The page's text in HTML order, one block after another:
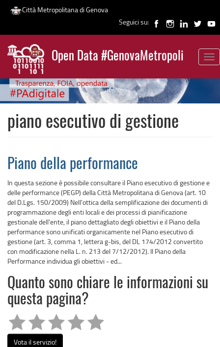
Salta
contenuto
principale
Città Metropolitana di Genova
Seguici su:
Open Data #GenovaMetropoli
News
piano esecutivo di gestione
Piano della performance
In questa sezione è possibile consultare il Piano esecutivo di gestione e
delle performance (PEGP) della Città Metropolitana di Genova (art. 10
del D.Lgs. 150/2009) Nell'ottica della semplificazione dei documenti di
programmazione degli enti locali e dei processi di pianificazione
gestionale dell'ente, il piano dettagliato degli obiettivi e il Piano della
performance sono unificati organicamente nel Piano esecutivo di
gestione (art. 3, comma 1, lettera g-bis, del DL 174/2012 convertito
con modificazione nella L. n. 213 del 7/12/2012). Il Piano della
Performance individua gli obiettivi - ed...
Quanto sono chiare le informazioni su
questa pagina?
Vota il servizio!